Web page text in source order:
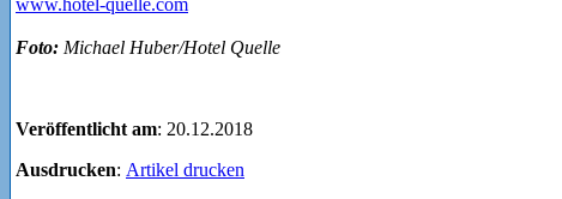
www.hotel-quelle.com
Foto: Michael Huber/Hotel Quelle
Veröffentlicht am: 20.12.2018
Ausdrucken: Artikel drucken